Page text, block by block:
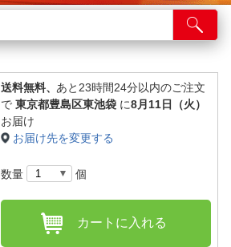
送料無料、 あと23時間24分以内のご注文
で 東京都豊島区東池袋 に8月11日（火）
お届け
お届け先を変更する
数量 個
カートに入れる